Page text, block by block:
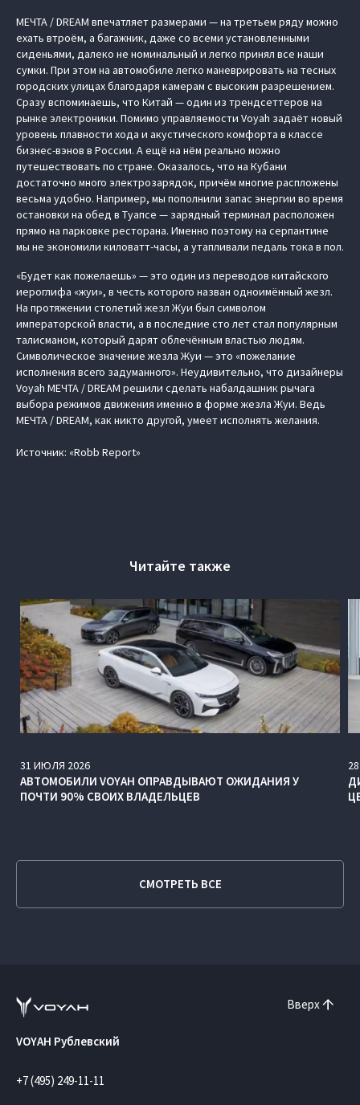
МЕЧТА / DREAM впечатляет размерами — на третьем ряду можно
ехать втроём, а багажник, даже со всеми установленными
сиденьями, далеко не номинальный и легко принял все наши
сумки. При этом на автомобиле легко маневрировать на тесных
городских улицах благодаря камерам с высоким разрешением.
Сразу вспоминаешь, что Китай — один из трендсеттеров на
рынке электроники. Помимо управляемости Voyah задаёт новый
уровень плавности хода и акустического комфорта в классе
бизнес-вэнов в России. А ещё на нём реально можно
путешествовать по стране. Оказалось, что на Кубани
достаточно много электрозарядок, причём многие распложены
весьма удобно. Например, мы пополнили запас энергии во время
остановки на обед в Туапсе — зарядный терминал расположен
прямо на парковке ресторана. Именно поэтому на серпантине
мы не экономили киловатт-часы, а утапливали педаль тока в пол.
«Будет как пожелаешь» — это один из переводов китайского
иероглифа «жуи», в честь которого назван одноимённый жезл.
На протяжении столетий жезл Жуи был символом
императорской власти, а в последние сто лет стал популярным
талисманом, который дарят облечённым властью людям.
Символическое значение жезла Жуи — это «пожелание
исполнения всего задуманного». Неудивительно, что дизайнеры
Voyah МЕЧТА / DREAM решили сделать набалдашник рычага
выбора режимов движения именно в форме жезла Жуи. Ведь
МЕЧТА / DREAM, как никто другой, умеет исполнять желания.
Источник: «Robb Report»
Читайте также
31 ИЮЛЯ 2026
АВТОМОБИЛИ VOYAH ОПРАВДЫВАЮТ ОЖИДАНИЯ У
ПОЧТИ 90% СВОИХ ВЛАДЕЛЬЦЕВ
28
СМОТРЕТЬ ВСЕ
Вверх
VOYAH Рублевский
+7 (495) 249-11-11